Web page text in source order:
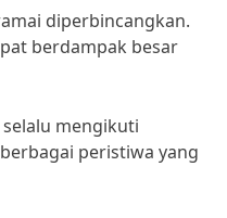
diperbincangkan.
berdampak besar
mengikuti
peristiwa yang